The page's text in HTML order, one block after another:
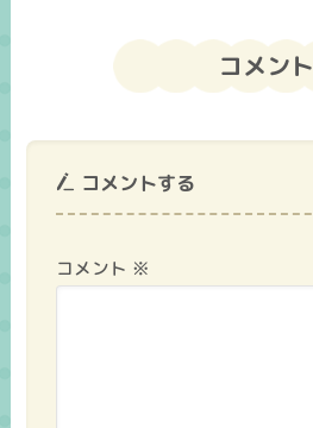
コメント
コメントする
コメント ※